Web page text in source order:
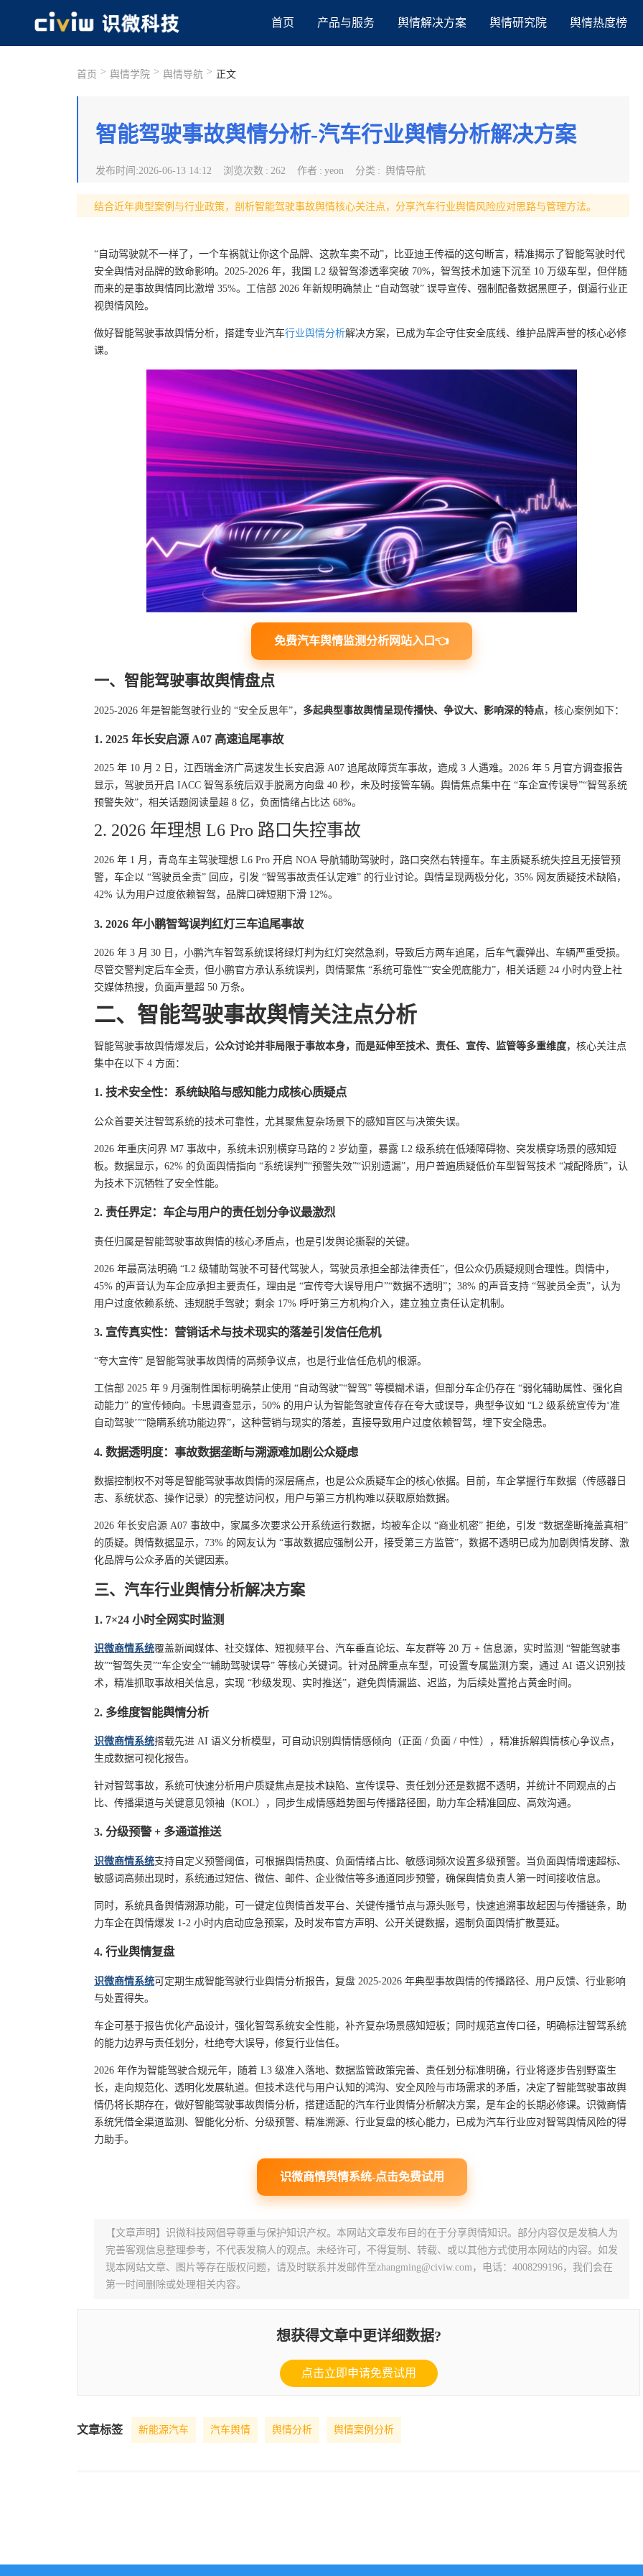
首页 产品与服务 舆情解决方案 舆情研究院 舆情热度榜
首页 > 舆情学院 > 舆情导航 > 正文
智能驾驶事故舆情分析-汽车行业舆情分析解决方案
发布时间 :2026-06-13 14:12 浏览次数 : 262 作者 : yeon 分类 : 舆情导航
结合近年典型案例与行业政策，剖析智能驾驶事故舆情核心关注点，分享汽车行业舆情风险应对思路与管理方法。
“自动驾驶就不一样了，一个车祸就让你这个品牌、这款车卖不动”，比亚迪王传福的这句断言，精准揭示了智能驾驶时代
安全舆情对品牌的致命影响。2025-2026 年，我国 L2 级智驾渗透率突破 70%，智驾技术加速下沉至 10 万级车型，但伴随
而来的是事故舆情同比激增 35%。工信部 2026 年新规明确禁止 “自动驾驶” 误导宣传、强制配备数据黑匣子，倒逼行业正
视舆情风险。
做好智能驾驶事故舆情分析，搭建专业汽车行业舆情分析解决方案，已成为车企守住安全底线、维护品牌声誉的核心必修
课。
免费汽车舆情监测分析网站入口👈
一、智能驾驶事故舆情盘点
2025-2026 年是智能驾驶行业的 “安全反思年”， 多起典型事故舆情呈现传播快、争议大、影响深的特点，核心案例如下：
1. 2025 年长安启源 A07 高速追尾事故
2025 年 10 月 2 日，江西瑞金济广高速发生长安启源 A07 追尾故障货车事故，造成 3 人遇难。2026 年 5 月官方调查报告
显示，驾驶员开启 IACC 智驾系统后双手脱离方向盘 40 秒，未及时接管车辆。舆情焦点集中在 “车企宣传误导”“智驾系统
预警失效”，相关话题阅读量超 8 亿，负面情绪占比达 68%。
2. 2026 年理想 L6 Pro 路口失控事故
2026 年 1 月，青岛车主驾驶理想 L6 Pro 开启 NOA 导航辅助驾驶时，路口突然右转撞车。车主质疑系统失控且无接管预
警，车企以 “驾驶员全责” 回应，引发 “智驾事故责任认定难” 的行业讨论。舆情呈现两极分化，35% 网友质疑技术缺陷，
42% 认为用户过度依赖智驾，品牌口碑短期下滑 12%。
3. 2026 年小鹏智驾误判红灯三车追尾事故
2026 年 3 月 30 日，小鹏汽车智驾系统误将绿灯判为红灯突然急刹，导致后方两车追尾，后车气囊弹出、车辆严重受损。
尽管交警判定后车全责，但小鹏官方承认系统误判，舆情聚焦 “系统可靠性”“安全兜底能力”，相关话题 24 小时内登上社
交媒体热搜，负面声量超 50 万条。
二、智能驾驶事故舆情关注点分析
智能驾驶事故舆情爆发后， 公众讨论并非局限于事故本身，而是延伸至技术、责任、宣传、监管等多重维度，核心关注点
集中在以下 4 方面：
1. 技术安全性：系统缺陷与感知能力成核心质疑点
公众首要关注智驾系统的技术可靠性，尤其聚焦复杂场景下的感知盲区与决策失误。
2026 年重庆问界 M7 事故中，系统未识别横穿马路的 2 岁幼童，暴露 L2 级系统在低矮障碍物、突发横穿场景的感知短
板。数据显示，62% 的负面舆情指向 “系统误判”“预警失效”“识别遗漏”，用户普遍质疑低价车型智驾技术 “减配降质”，认
为技术下沉牺牲了安全性能。
2. 责任界定：车企与用户的责任划分争议最激烈
责任归属是智能驾驶事故舆情的核心矛盾点，也是引发舆论撕裂的关键。
2026 年最高法明确 “L2 级辅助驾驶不可替代驾驶人，驾驶员承担全部法律责任”，但公众仍质疑规则合理性。舆情中，
45% 的声音认为车企应承担主要责任，理由是 “宣传夸大误导用户”“数据不透明”；38% 的声音支持 “驾驶员全责”，认为
用户过度依赖系统、违规脱手驾驶；剩余 17% 呼吁第三方机构介入，建立独立责任认定机制。
3. 宣传真实性：营销话术与技术现实的落差引发信任危机
“夸大宣传” 是智能驾驶事故舆情的高频争议点，也是行业信任危机的根源。
工信部 2025 年 9 月强制性国标明确禁止使用 “自动驾驶”“智驾” 等模糊术语，但部分车企仍存在 “弱化辅助属性、强化自
动能力” 的宣传倾向。卡思调查显示，50% 的用户认为智能驾驶宣传存在夸大或误导，典型争议如 “L2 级系统宣传为‘准
自动驾驶’”“隐瞒系统功能边界”，这种营销与现实的落差，直接导致用户过度依赖智驾，埋下安全隐患。
4. 数据透明度：事故数据垄断与溯源难加剧公众疑虑
数据控制权不对等是智能驾驶事故舆情的深层痛点，也是公众质疑车企的核心依据。目前，车企掌握行车数据（传感器日
志、系统状态、操作记录）的完整访问权，用户与第三方机构难以获取原始数据。
2026 年长安启源 A07 事故中，家属多次要求公开系统运行数据，均被车企以 “商业机密” 拒绝，引发 “数据垄断掩盖真相”
的质疑。舆情数据显示，73% 的网友认为 “事故数据应强制公开，接受第三方监管”，数据不透明已成为加剧舆情发酵、激
化品牌与公众矛盾的关键因素。
三、汽车行业舆情分析解决方案
1. 7×24 小时全网实时监测
识微商情系统覆盖新闻媒体、社交媒体、短视频平台、汽车垂直论坛、车友群等 20 万 + 信息源，实时监测 “智能驾驶事
故”“智驾失灵”“车企安全”“辅助驾驶误导” 等核心关键词。针对品牌重点车型，可设置专属监测方案，通过 AI 语义识别技
术，精准抓取事故相关信息，实现 “秒级发现、实时推送”，避免舆情漏监、迟监，为后续处置抢占黄金时间。
2. 多维度智能舆情分析
识微商情系统搭载先进 AI 语义分析模型，可自动识别舆情情感倾向（正面 / 负面 / 中性），精准拆解舆情核心争议点，
生成数据可视化报告。
针对智驾事故，系统可快速分析用户质疑焦点是技术缺陷、宣传误导、责任划分还是数据不透明，并统计不同观点的占
比、传播渠道与关键意见领袖（KOL），同步生成情感趋势图与传播路径图，助力车企精准回应、高效沟通。
3. 分级预警 + 多通道推送
识微商情系统支持自定义预警阈值，可根据舆情热度、负面情绪占比、敏感词频次设置多级预警。当负面舆情增速超标、
敏感词高频出现时，系统通过短信、微信、邮件、企业微信等多通道同步预警，确保舆情负责人第一时间接收信息。
同时，系统具备舆情溯源功能，可一键定位舆情首发平台、关键传播节点与源头账号，快速追溯事故起因与传播链条，助
力车企在舆情爆发 1-2 小时内启动应急预案，及时发布官方声明、公开关键数据，遏制负面舆情扩散蔓延。
4. 行业舆情复盘
识微商情系统可定期生成智能驾驶行业舆情分析报告，复盘 2025-2026 年典型事故舆情的传播路径、用户反馈、行业影响
与处置得失。
车企可基于报告优化产品设计，强化智驾系统安全性能，补齐复杂场景感知短板；同时规范宣传口径，明确标注智驾系统
的能力边界与责任划分，杜绝夸大误导，修复行业信任。
2026 年作为智能驾驶合规元年，随着 L3 级准入落地、数据监管政策完善、责任划分标准明确，行业将逐步告别野蛮生
长，走向规范化、透明化发展轨道。但技术迭代与用户认知的鸿沟、安全风险与市场需求的矛盾，决定了智能驾驶事故舆
情仍将长期存在，做好智能驾驶事故舆情分析，搭建适配的汽车行业舆情分析解决方案，是车企的长期必修课。识微商情
系统凭借全渠道监测、智能化分析、分级预警、精准溯源、行业复盘的核心能力，已成为汽车行业应对智驾舆情风险的得
力助手。
识微商情舆情系统-点击免费试用
【文章声明】识微科技网倡导尊重与保护知识产权。本网站文章发布目的在于分享舆情知识。部分内容仅是发稿人为
完善客观信息整理参考，不代表发稿人的观点。未经许可，不得复制、转载、或以其他方式使用本网站的内容。如发
现本网站文章、图片等存在版权问题，请及时联系并发邮件至zhangming@civiw.com，电话：4008299196，我们会在
第一时间删除或处理相关内容。
想获得文章中更详细数据?
点击立即申请免费试用
文章标签 新能源汽车 汽车舆情 舆情分析 舆情案例分析